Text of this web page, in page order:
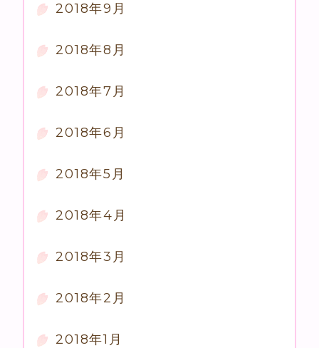
2018年9月
2018年8月
2018年7月
2018年6月
2018年5月
2018年4月
2018年3月
2018年2月
2018年1月